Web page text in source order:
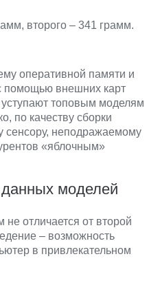
второго – 341 грамм.
оперативной памяти и
помощью внешних карт
топовым моделям
по качеству сборки
сенсору, неподражаемому
«яблочным»
моделей
отличается от второй
– возможность
в привлекательном